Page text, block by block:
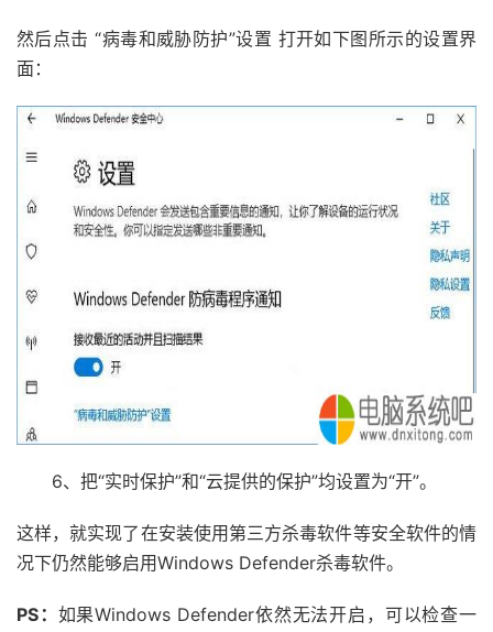
然后点击 “病毒和威胁防护”设置 打开如下图所示的设置界
面：
6、把“实时保护”和“云提供的保护”均设置为“开”。
这样，就实现了在安装使用第三方杀毒软件等安全软件的情
况下仍然能够启用Windows Defender杀毒软件。
PS： 如果Windows Defender依然无法开启，可以检查一